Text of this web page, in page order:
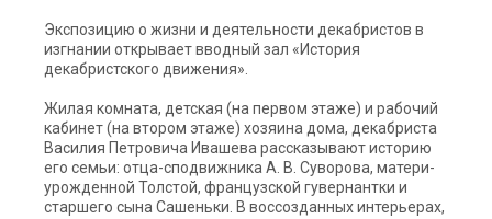
Экспозицию о жизни и деятельности декабристов в
изгнании открывает вводный зал «История
декабристского движения».
Жилая комната, детская (на первом этаже) и рабочий
кабинет (на втором этаже) хозяина дома, декабриста
Василия Петровича Ивашева рассказывают историю
его семьи: отца-сподвижника А. В. Суворова, матери-
урожденной Толстой, французской гувернантки и
старшего сына Сашеньки. В воссозданных интерьерах,